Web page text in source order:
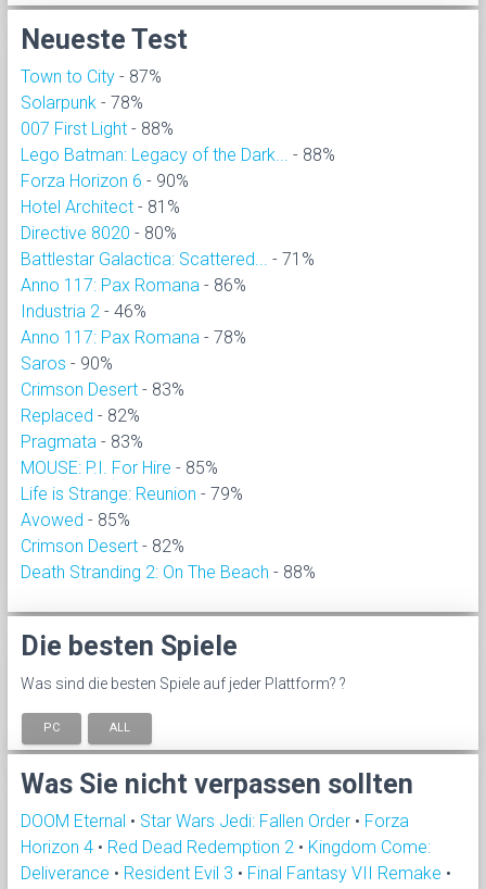
Neueste Test
Town to City - 87%
Solarpunk - 78%
007 First Light - 88%
Lego Batman: Legacy of the Dark...
- 88%
Forza Horizon 6 - 90%
Hotel Architect - 81%
Directive 8020 - 80%
Battlestar Galactica: Scattered...
- 71%
Anno 117: Pax Romana - 86%
Industria 2 - 46%
Anno 117: Pax Romana - 78%
Saros - 90%
Crimson Desert - 83%
Replaced - 82%
Pragmata - 83%
MOUSE: P.I. For Hire - 85%
Life is Strange: Reunion - 79%
Avowed - 85%
Crimson Desert - 82%
Death Stranding 2: On The Beach - 88%
Die besten Spiele
Was sind die besten Spiele auf jeder Plattform? ?
PC ALL
Was Sie nicht verpassen sollten
DOOM Eternal • Star Wars Jedi: Fallen Order • Forza
Horizon 4 • Red Dead Redemption 2 • Kingdom Come:
Deliverance • Resident Evil 3 • Final Fantasy VII Remake •